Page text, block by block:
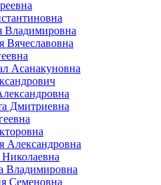
Владимировна
Вячеславовна
Асанакуновна
Дмитриевна
Александровна
Николаевна
Владимировна
Семеновна